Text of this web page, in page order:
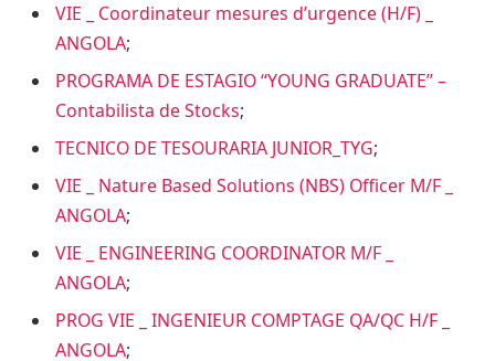
VIE _ Coordinateur mesures d’urgence (H/F) _
ANGOLA;
PROGRAMA DE ESTAGIO “YOUNG GRADUATE” –
Contabilista de Stocks;
TECNICO DE TESOURARIA JUNIOR_TYG;
VIE _ Nature Based Solutions (NBS) Officer M/F _
ANGOLA;
VIE _ ENGINEERING COORDINATOR M/F _
ANGOLA;
PROG VIE _ INGENIEUR COMPTAGE QA/QC H/F _
ANGOLA;